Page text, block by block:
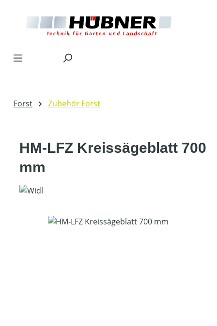
Forst Zubehör Forst
HM-LFZ Kreissägeblatt 700
mm
Bildergalerie überspringen